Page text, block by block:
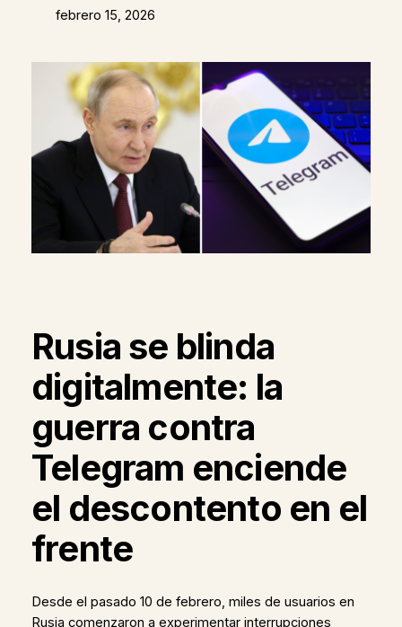
febrero 15, 2026
Rusia se blinda
digitalmente: la
guerra contra
Telegram enciende
el descontento en el
frente
Desde el pasado 10 de febrero, miles de usuarios en
Rusia comenzaron a experimentar interrupciones